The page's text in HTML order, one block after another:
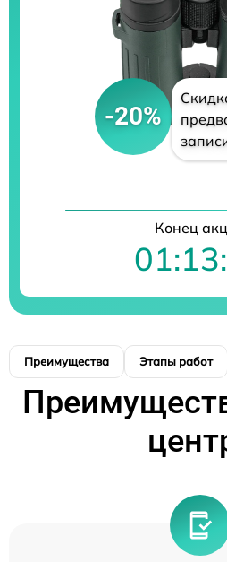
-20%
Конец
Преимущества Этапы работ